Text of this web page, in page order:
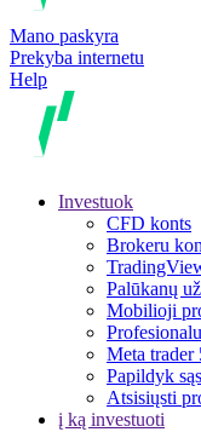
Mano paskyra
Prekyba internetu
Help
Investuok
CFD konts
Brokeru
Palūkanų
Mobilioji
Meta trader
Papildyk
Atsisiųsti
į ką investuoti